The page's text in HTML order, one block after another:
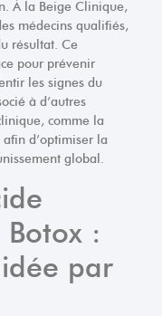
À la Beige Clinique,
médecins qualifiés,
résultat. Ce
pour prévenir
les signes du
à d’autres
comme la
d’optimiser la
global.
:
par